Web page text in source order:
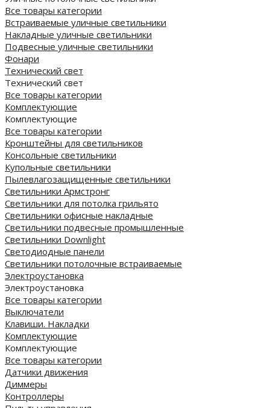
Все товары категории
Встраиваемые уличные светильники
Накладные уличные светильники
Подвесные уличные светильники
Фонари
Технический свет
Технический свет
Все товары категории
Комплектующие
Комплектующие
Все товары категории
Кронштейны для светильников
Консольные светильники
Купольные светильники
Пылевлагозащищенные светильники
Светильники Армстронг
Светильники для потолка грильято
Светильники офисные накладные
Светильники подвесные промышленные
Светильники Downlight
Светодиодные панели
Cветильники потолочные встраиваемые
Электроустановка
Электроустановка
Все товары категории
Выключатели
Клавиши. Накладки
Комплектующие
Комплектующие
Все товары категории
Датчики движения
Диммеры
Контроллеры